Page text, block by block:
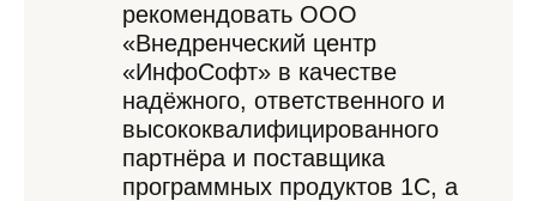
рекомендовать ООО
«Внедренческий центр
«ИнфоСофт» в качестве
надёжного, ответственного и
высококвалифицированного
партнёра и поставщика
программных продуктов 1С, а